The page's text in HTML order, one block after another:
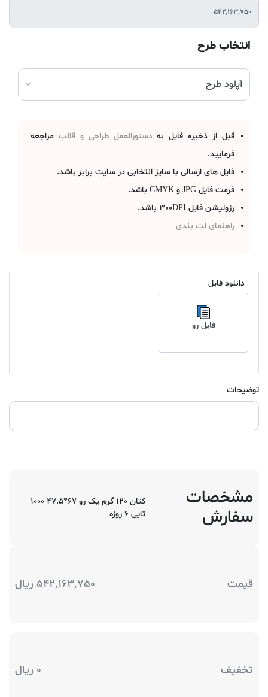
انتخاب طرح
قبل از ذخیره فایل بهدستورالعمل طراحی و قالب مراجعه
فرمایید.
فایل های ارسالی با سایز انتخابی در سایت برابر باشد.
فرمت فایل JPG و CMYK باشد.
رزولیشن فایل 300DPI باشد.
راهنمای لت بندی
دانلود فایل
فایل رو
توضیحات
مشخصات
سفارش
کتان 120 گرم یک رو 67*47.5 1000
تایی 6 روزه
قیمت 542,163,750 ریال
تخفیف 0 ریال